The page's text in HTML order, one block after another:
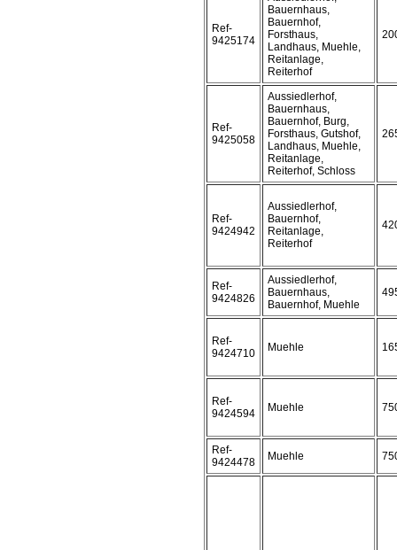
Ref-
9425174
Bauernhaus,
Bauernhof,
Forsthaus,
Landhaus, Muehle,
Reitanlage,
Reiterhof
Ref-
9425058
Aussiedlerhof,
Bauernhaus,
Bauernhof, Burg,
Forsthaus, Gutshof,
Landhaus, Muehle,
Reitanlage,
Reiterhof, Schloss
Ref-
9424942
Aussiedlerhof,
Bauernhof,
Reitanlage,
Reiterhof
Ref-
9424826
Aussiedlerhof,
Bauernhaus,
Bauernhof, Muehle
Ref-
9424710
Muehle
Ref-
9424594
Muehle
Ref-
9424478
Muehle